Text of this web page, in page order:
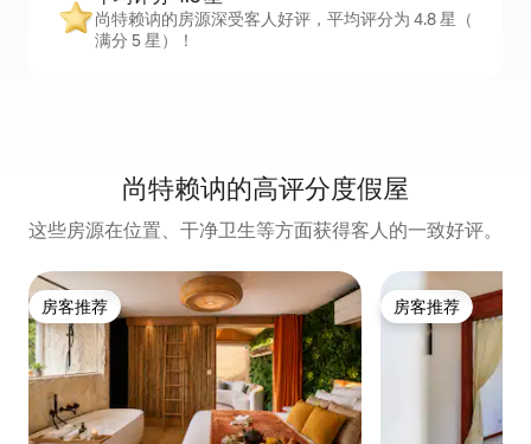
尚特赖讷的房源深受客人好评，平均评分为 4.8 星（
满分 5 星）！
尚特赖讷的高评分度假屋
这些房源在位置、干净卫生等方面获得客人的一致好评。
房客推荐
房客推荐 房客推荐
房客推荐